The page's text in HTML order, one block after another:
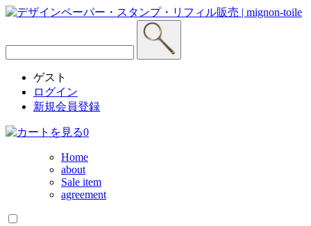
ゲスト
ログイン
新規会員登録
0
Home
about
Sale item
agreement